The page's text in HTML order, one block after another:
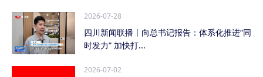
2026-07-28
四川新闻联播丨向总书记报告：体系化推进“同
时发力” 加快打...
2026-07-02